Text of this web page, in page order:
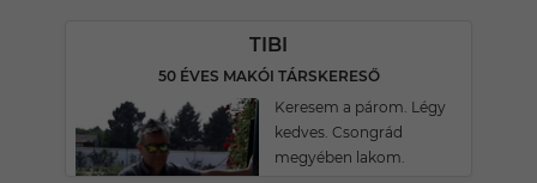
TIBI
50 ÉVES MAKÓI TÁRSKERESŐ
Keresem a párom. Légy
kedves. Csongrád
megyében lakom.